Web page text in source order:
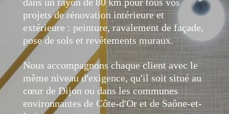
projets de rénovation intérieure et
extérieure : peinture, ravalement de façade,
pose de sols et revêtements muraux.
Nous accompagnons chaque client avec le
même niveau d'exigence, qu'il soit situé au
cœur de Dijon ou dans les communes
environnantes de Côte-d'Or et de Saône-et-